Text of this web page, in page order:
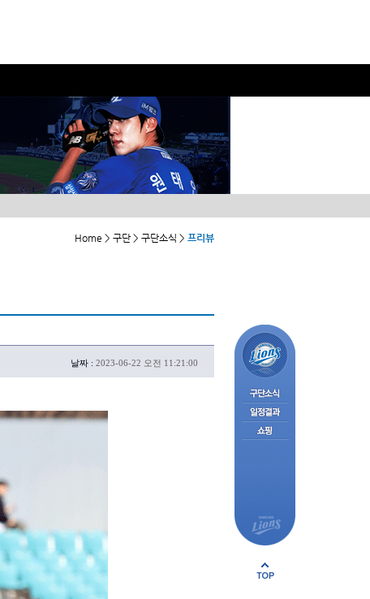
Home > 구단 > 구단소식 > 프리뷰
날짜 : 2023-06-22 오전 11:21:00